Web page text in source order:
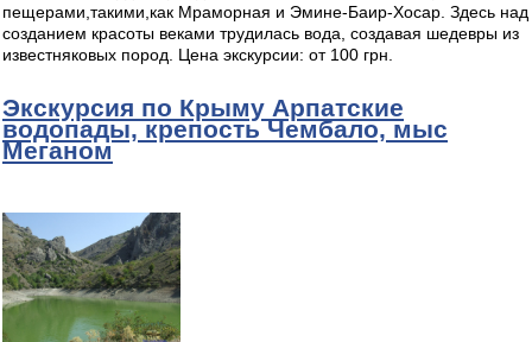
пещерами,такими,как Мраморная и Эмине-Баир-Хосар. Здесь над
созданием красоты веками трудилась вода, создавая шедевры из
известняковых пород. Цена экскурсии: от 100 грн.
Экскурсия по Крыму Арпатские
водопады, крепость Чембало, мыс
Меганом